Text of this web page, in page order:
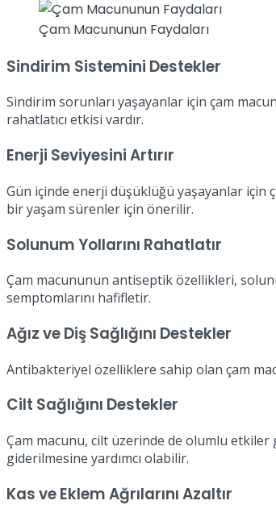
Çam Macununun Faydaları
Sindirim Sistemini Destekler
Sindirim sorunları yaşayanlar için çam
rahatlatıcı etkisi vardır.
Enerji Seviyesini Artırır
Gün içinde enerji düşüklüğü yaşayanlar için
bir yaşam sürenler için önerilir.
Solunum Yollarını Rahatlatır
Çam macununun antiseptik özellikleri,
semptomlarını hafifletir.
Ağız ve Diş Sağlığını Destekler
Antibakteriyel özelliklere sahip olan çam
Cilt Sağlığını Destekler
Çam macunu, cilt üzerinde de olumlu etkiler
giderilmesine yardımcı olabilir.
Kas ve Eklem Ağrılarını Azaltır